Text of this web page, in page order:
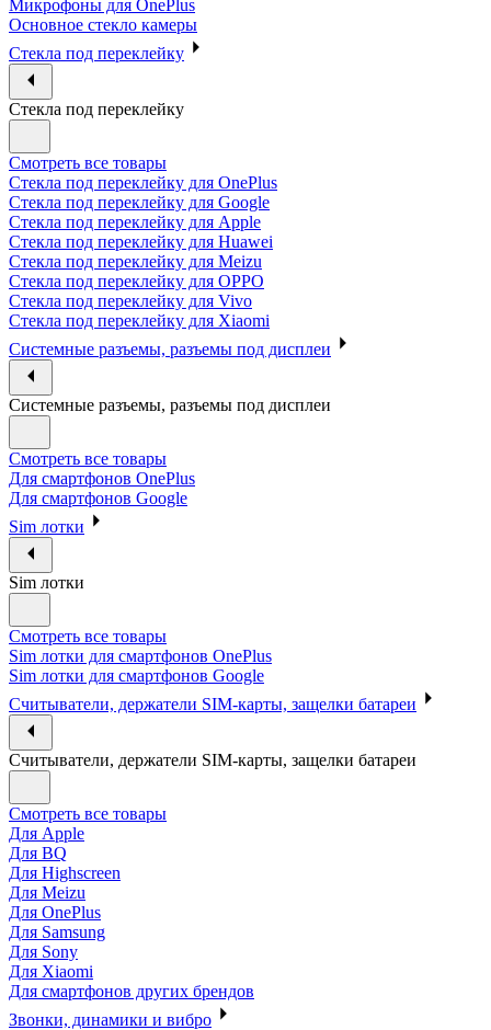
Микрофоны для OnePlus
Основное стекло камеры
Стекла под переклейку
Стекла под переклейку
Смотреть все товары
Стекла под переклейку для OnePlus
Стекла под переклейку для Google
Стекла под переклейку для Apple
Стекла под переклейку для Huawei
Стекла под переклейку для Meizu
Стекла под переклейку для OPPO
Стекла под переклейку для Vivo
Стекла под переклейку для Xiaomi
Системные разъемы, разъемы под дисплеи
Системные разъемы, разъемы под дисплеи
Смотреть все товары
Для смартфонов OnePlus
Для смартфонов Google
Sim лотки
Sim лотки
Смотреть все товары
Sim лотки для смартфонов OnePlus
Sim лотки для смартфонов Google
Считыватели, держатели SIM-карты, защелки батареи
Считыватели, держатели SIM-карты, защелки батареи
Смотреть все товары
Для Apple
Для BQ
Для Highscreen
Для Meizu
Для OnePlus
Для Samsung
Для Sony
Для Xiaomi
Для смартфонов других брендов
Звонки, динамики и вибро